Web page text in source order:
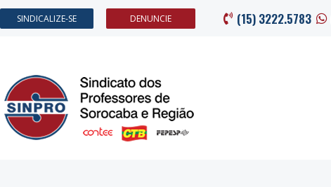
SINDICALIZE-SE DENUNCIE (15) 3222.5783